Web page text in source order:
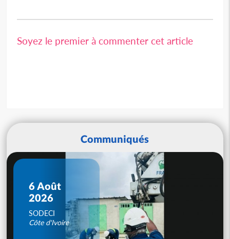
Soyez le premier à commenter cet article
Communiqués
6 Août
2026
SODECI
Côte d'Ivoire